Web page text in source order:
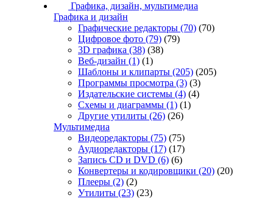
Графика, дизайн, мультимедиа
Графика и дизайн
Графические редакторы (70) (70)
Цифровое фото (79) (79)
3D графика (38) (38)
Веб-дизайн (1) (1)
Шаблоны и клипарты (205) (205)
Программы просмотра (3) (3)
Издательские системы (4) (4)
Схемы и диаграммы (1) (1)
Другие утилиты (26) (26)
Мультимедиа
Видеоредакторы (75) (75)
Аудиоредакторы (17) (17)
Запись CD и DVD (6) (6)
Конвертеры и кодировщики (20) (20)
Плееры (2) (2)
Утилиты (23) (23)